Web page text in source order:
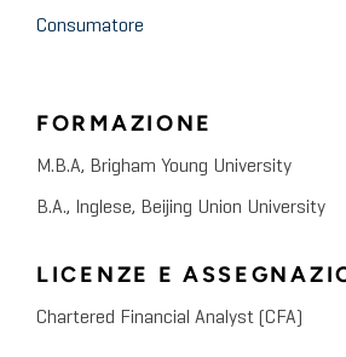
Consumatore
FORMAZIONE
M.B.A, Brigham Young University
B.A., Inglese, Beijing Union University
LICENZE E
Chartered Financial Analyst (CFA)